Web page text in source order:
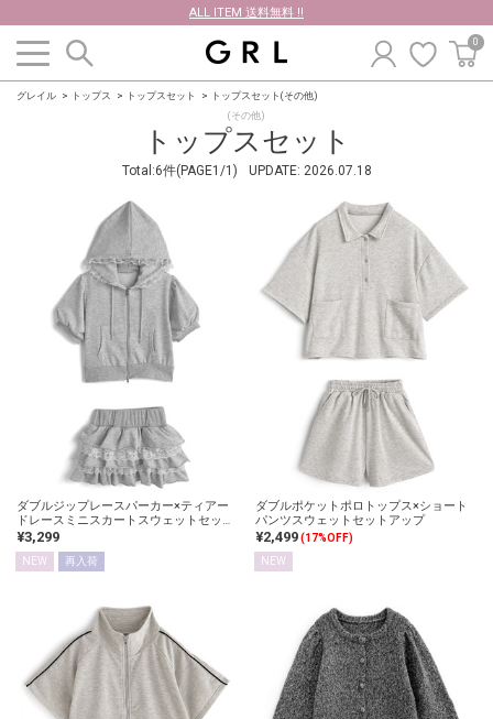
ALL ITEM 送料無料 !!
0
グレイル トップス トップスセット トップスセット(その他)
トップスセット
(その他)
Total:6件(PAGE1/1) UPDATE: 2026.07.18
ダブルジップレースパーカー×ティアー
ドレースミニスカートスウェットセット
アップ
¥3,299
NEW 再入荷
ダブルポケットポロトップス×ショート
パンツスウェットセットアップ
¥2,499(17%OFF)
NEW